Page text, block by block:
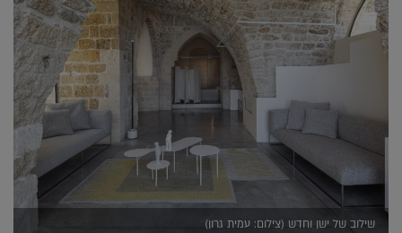
שילוב של ישן וחדש (צילום: עמית גרון)